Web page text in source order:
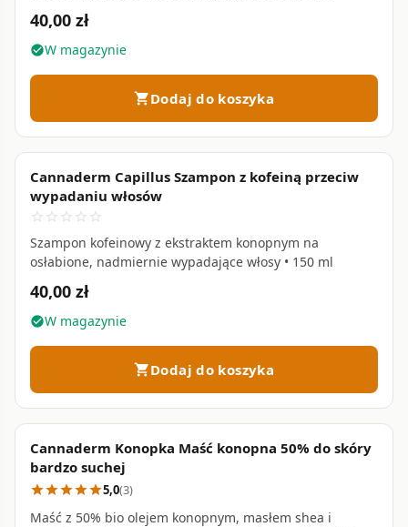
łuszczycę i AZS skóry głowy • 150 ml
40,00 zł
check_circleW magazynie
shopping_cartDodaj do koszyka
favorite_border
Cannaderm Capillus Szampon z kofeiną przeciw
wypadaniu włosów
star_border star_border star_border star_border star_border
Szampon kofeinowy z ekstraktem konopnym na
osłabione, nadmiernie wypadające włosy • 150 ml
40,00 zł
check_circleW magazynie
shopping_cartDodaj do koszyka
favorite_border
Cannaderm Konopka Maść konopna 50% do skóry
bardzo suchej
starstarstarstarstar5,0(3)
Maść z 50% bio olejem konopnym, masłem shea i